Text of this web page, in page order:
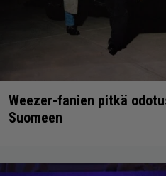
Weezer-fanien pitkä
Suomeen